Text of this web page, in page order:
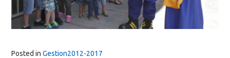
Posted in Gestion2012-2017